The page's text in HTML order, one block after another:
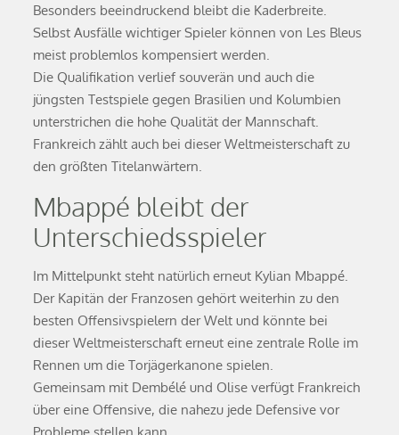
Besonders beeindruckend bleibt die Kaderbreite.
Selbst Ausfälle wichtiger Spieler können von Les Bleus
meist problemlos kompensiert werden.
Die Qualifikation verlief souverän und auch die
jüngsten Testspiele gegen Brasilien und Kolumbien
unterstrichen die hohe Qualität der Mannschaft.
Frankreich zählt auch bei dieser Weltmeisterschaft zu
den größten Titelanwärtern.
Mbappé bleibt der
Unterschiedsspieler
Im Mittelpunkt steht natürlich erneut Kylian Mbappé.
Der Kapitän der Franzosen gehört weiterhin zu den
besten Offensivspielern der Welt und könnte bei
dieser Weltmeisterschaft erneut eine zentrale Rolle im
Rennen um die Torjägerkanone spielen.
Gemeinsam mit Dembélé und Olise verfügt Frankreich
über eine Offensive, die nahezu jede Defensive vor